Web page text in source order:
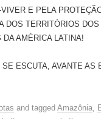
E PELA
DOS TERRITÓRIOS
DA AMÉRICA LATINA!
ESCUTA, AVANTE AS
and tagged Amazônia,